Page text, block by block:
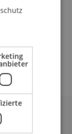
Taylor's
wieder